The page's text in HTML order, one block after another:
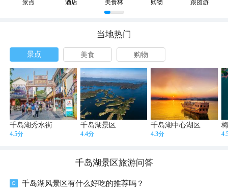
景点 酒店 美食林 购物 跟团游
当地热门
景点 美食 购物
千岛湖秀水街
4.5分
千岛湖景区
4.4分
千岛湖中心湖区
4.3分
千岛湖景区旅游问答
千岛湖风景区有什么好吃的推荐吗？